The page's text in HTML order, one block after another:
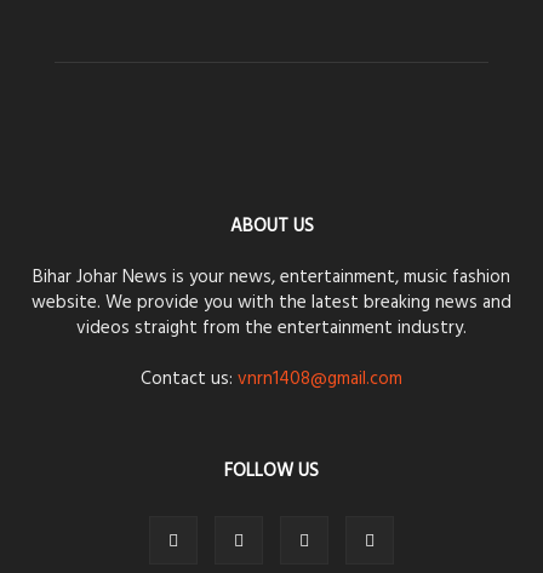
ABOUT US
Bihar Johar News is your news, entertainment, music fashion
website. We provide you with the latest breaking news and
videos straight from the entertainment industry.
Contact us: vnrn1408@gmail.com
FOLLOW US